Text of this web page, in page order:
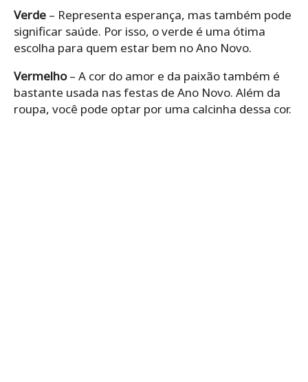
Verde – Representa esperança, mas também pode
significar saúde. Por isso, o verde é uma ótima
escolha para quem estar bem no Ano Novo.
Vermelho– A cor do amor e da paixão também é
bastante usada nas festas de Ano Novo. Além da
roupa, você pode optar por uma calcinha dessa cor.